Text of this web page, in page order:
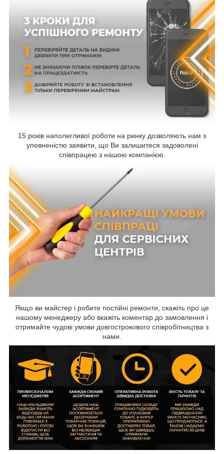
15 років наполегливої роботи на ринку дозволяють нам з
упевненістю заявити, що Ви залишитеся задоволені
співпрацею з нашою компанією.
Якщо ви майстер і робите постійні ремонти, скажіть про це
нашому менеджеру або вкажіть коментар до замовлення і
отримайте чудові умови довгострокового співробітництва з
нами.